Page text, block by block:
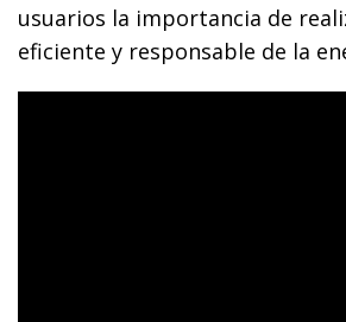
usuarios la importancia de
eficiente y responsable de la